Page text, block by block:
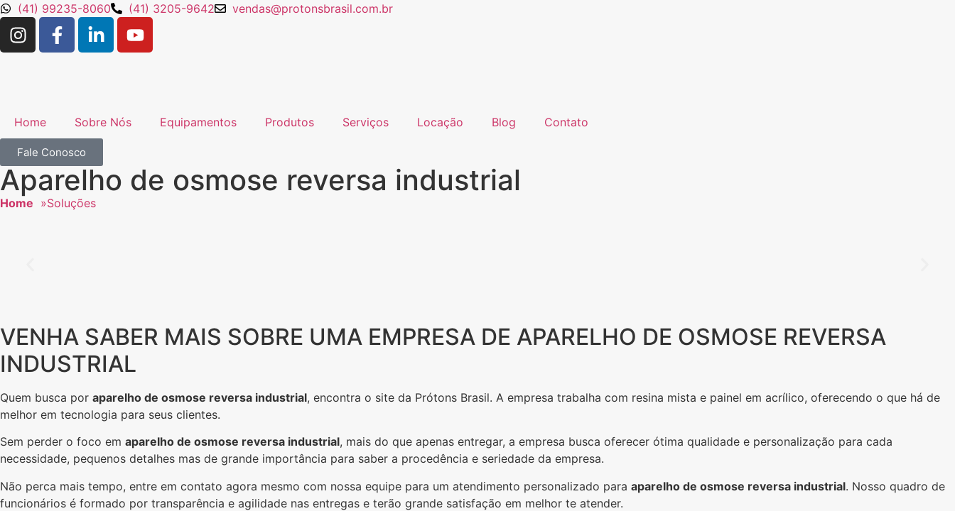
(41) 99235-8060 (41) 3205-9642 vendas@protonsbrasil.com.br
Home Sobre Nós Equipamentos Produtos Serviços Locação Blog Contato
Fale Conosco
Aparelho de osmose reversa industrial
Home »Soluções
VENHA SABER MAIS SOBRE UMA EMPRESA DE APARELHO DE OSMOSE REVERSA
INDUSTRIAL
Quem busca por aparelho de osmose reversa industrial, encontra o site da Prótons Brasil. A empresa trabalha com resina mista e painel em acrílico, oferecendo o que há de
melhor em tecnologia para seus clientes.
Sem perder o foco em aparelho de osmose reversa industrial, mais do que apenas entregar, a empresa busca oferecer ótima qualidade e personalização para cada
necessidade, pequenos detalhes mas de grande importância para saber a procedência e seriedade da empresa.
Não perca mais tempo, entre em contato agora mesmo com nossa equipe para um atendimento personalizado para aparelho de osmose reversa industrial. Nosso quadro de
funcionários é formado por transparência e agilidade nas entregas e terão grande satisfação em melhor te atender.